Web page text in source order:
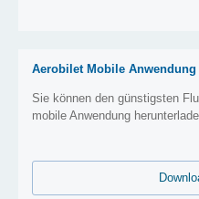
Aerobilet Mobile Anwendung
Sie können den günstigsten
mobile Anwendung